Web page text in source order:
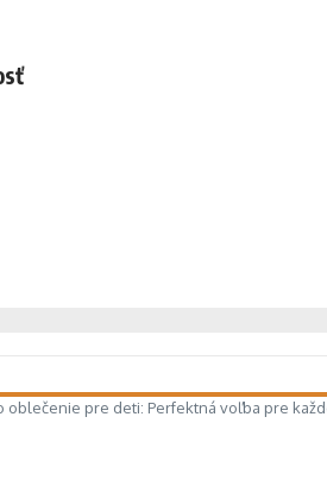
oblečenie pre deti: Perfektná voľba pre